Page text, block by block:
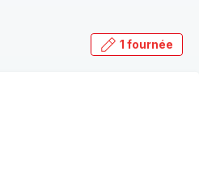
1 fournée